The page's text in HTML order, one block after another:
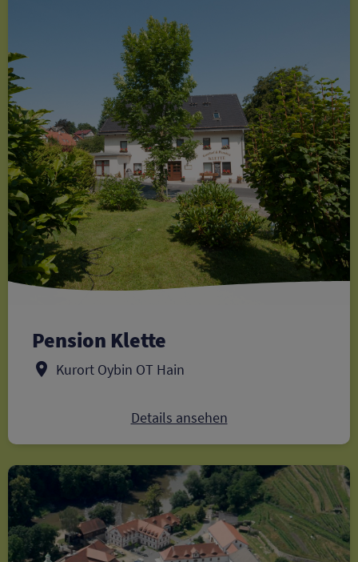
Pension Klette
Kurort Oybin OT Hain
Details ansehen